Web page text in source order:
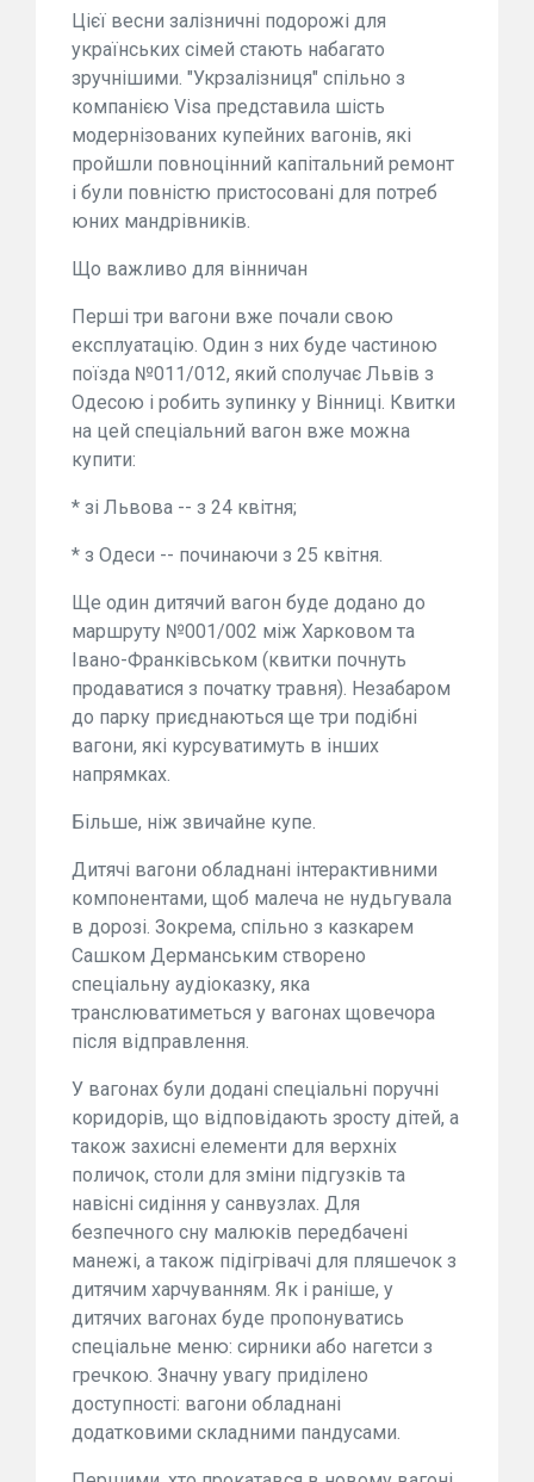
Цієї весни залізничні подорожі для
українських сімей стають набагато
зручнішими. "Укрзалізниця" спільно з
компанією Visa представила шість
модернізованих купейних вагонів, які
пройшли повноцінний капітальний ремонт
і були повністю пристосовані для потреб
юних мандрівників.
Що важливо для вінничан
Перші три вагони вже почали свою
експлуатацію. Один з них буде частиною
поїзда №011/012, який сполучає Львів з
Одесою і робить зупинку у Вінниці. Квитки
на цей спеціальний вагон вже можна
купити:
* зі Львова -- з 24 квітня;
* з Одеси -- починаючи з 25 квітня.
Ще один дитячий вагон буде додано до
маршруту №001/002 між Харковом та
Івано-Франківськом (квитки почнуть
продаватися з початку травня). Незабаром
до парку приєднаються ще три подібні
вагони, які курсуватимуть в інших
напрямках.
Більше, ніж звичайне купе.
Дитячі вагони обладнані інтерактивними
компонентами, щоб малеча не нудьгувала
в дорозі. Зокрема, спільно з казкарем
Сашком Дерманським створено
спеціальну аудіоказку, яка
транслюватиметься у вагонах щовечора
після відправлення.
У вагонах були додані спеціальні поручні
коридорів, що відповідають зросту дітей, а
також захисні елементи для верхніх
поличок, столи для зміни підгузків та
навісні сидіння у санвузлах. Для
безпечного сну малюків передбачені
манежі, а також підігрівачі для пляшечок з
дитячим харчуванням. Як і раніше, у
дитячих вагонах буде пропонуватись
спеціальне меню: сирники або нагетси з
гречкою. Значну увагу приділено
доступності: вагони обладнані
додатковими складними пандусами.